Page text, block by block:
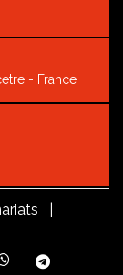
- France
|